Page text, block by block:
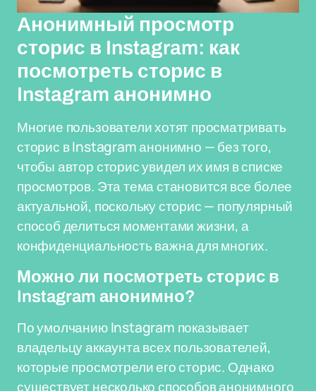
Анонимный просмотр
сторис в Instagram: как
посмотреть сторис в
Instagram анонимно
Многие пользователи хотят просматривать
сторис в Instagram анонимно — без того,
чтобы автор сторис увидел их имя в списке
просмотров. Эта тема становится все более
актуальной, поскольку сторис — популярный
способ делиться моментами жизни, а
конфиденциальность важна для многих.
Можно ли посмотреть сторис в
Instagram анонимно?
По умолчанию Instagram показывает
владельцу аккаунта всех пользователей,
которые просмотрели его сторис. Однако
существует несколько способов анонимного